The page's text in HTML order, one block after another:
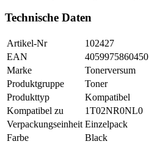
Technische Daten
Artikel-Nr
102427
EAN
4059975860450
Marke
Tonerversum
Produktgruppe
Toner
Produkttyp
Kompatibel
Kompatibel zu
1T02NR0NL0
Verpackungseinheit Einzelpack
Farbe
Black